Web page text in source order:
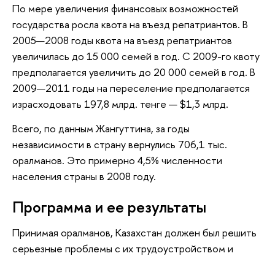
По мере увеличения финансовых возможностей
государства росла квота на въезд репатриантов. В
2005—2008 годы квота на въезд репатриантов
увеличилась до 15 000 семей в год. С 2009-го квоту
предполагается увеличить до 20 000 семей в год. В
2009—2011 годы на переселение предполагается
израсходовать 197,8 млрд. тенге — $1,3 млрд.
Всего, по данным Жангуттина, за годы
независимости в страну вернулись 706,1 тыс.
оралманов. Это примерно 4,5% численности
населения страны в 2008 году.
Программа и ее результаты
Принимая оралманов, Казахстан должен был решить
серьезные проблемы с их трудоустройством и